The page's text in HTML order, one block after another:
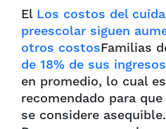
El Los costos del
preescolar siguen
otros costosFamilias
de 18% de sus
en promedio, lo cual
recomendado para
se considere